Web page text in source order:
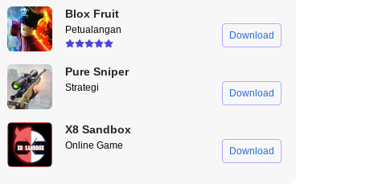
Blox Fruit
Petualangan Download
Pure Sniper
Strategi Download
X8 Sandbox
Online Game Download